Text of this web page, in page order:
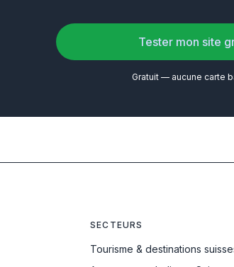
Tester mon site
Gratuit — aucune carte
SECTEURS
Tourisme & destinations